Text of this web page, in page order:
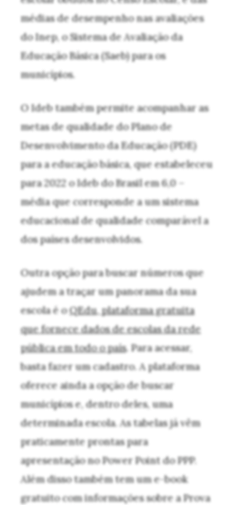
médias de desempenho nas avaliações
do Inep, o Sistema de Avaliação da
Educação Básica (Saeb) para os
municípios.
O Ideb também permite acompanhar as
metas de qualidade do Plano de
Desenvolvimento da Educação (PDE)
para a educação básica, que estabeleceu
para 2022 o Ideb do Brasil em 6,0 –
média que corresponde a um sistema
educacional de qualidade comparável a
dos países desenvolvidos.
Outra opção para buscar números que
ajudem a traçar um panorama da sua
escola é oQEdu, plataforma gratuita
que fornece dados de escolas da rede
pública em todo o país. Para acessar,
basta fazer um cadastro. A plataforma
oferece ainda a opção de buscar
municípios e, dentro deles, uma
determinada escola. As tabelas já vêm
praticamente prontas para
apresentação no Power Point do PPP.
Além disso também tem um e-book
gratuito com informações sobre a Prova